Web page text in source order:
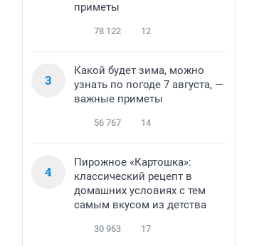
приметы
78 122 12
3
Какой будет зима, можно
узнать по погоде 7 августа, —
важные приметы
56 767 14
4
Пирожное «Картошка»:
классический рецепт в
домашних условиях с тем
самым вкусом из детства
30 963 17